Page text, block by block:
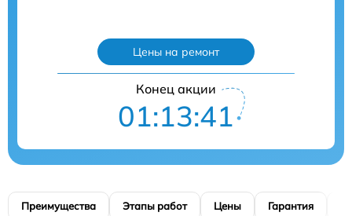
Цены на ремонт
Конец акции
01:13:40
Преимущества Этапы работ Цены Гарантия